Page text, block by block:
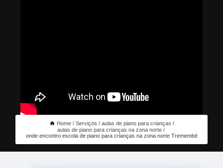
Home Serviços
aulas de piano para crianças
aulas de piano para crianças na zona norte
onde encontro escola de piano para crianças na zona norte Tremembé